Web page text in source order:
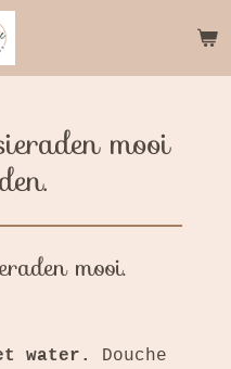
mooi
mooi.
water.
Douche